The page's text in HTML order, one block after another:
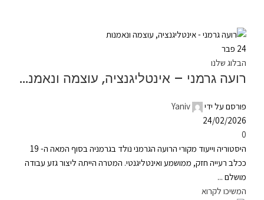
24 פבר
הבלוג שלנו
רועה גרמני – אינטליגנציה, עוצמה ונאמנות
פורסם על ידי
Yaniv
24/02/2026
0
היסטוריה וייעוד מקורי הרועה הגרמני נולד בגרמניה בסוף המאה ה- 19
ככלב רעייה חזק, ממושמע ואינטליגנטי. המטרה הייתה ליצור גזע עבודה
מושלם ...
המשיכו לקרוא